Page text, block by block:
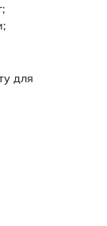
для